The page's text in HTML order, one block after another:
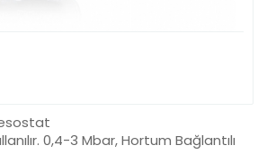
0,4-3 Mbar, Hortum Bağlantılı